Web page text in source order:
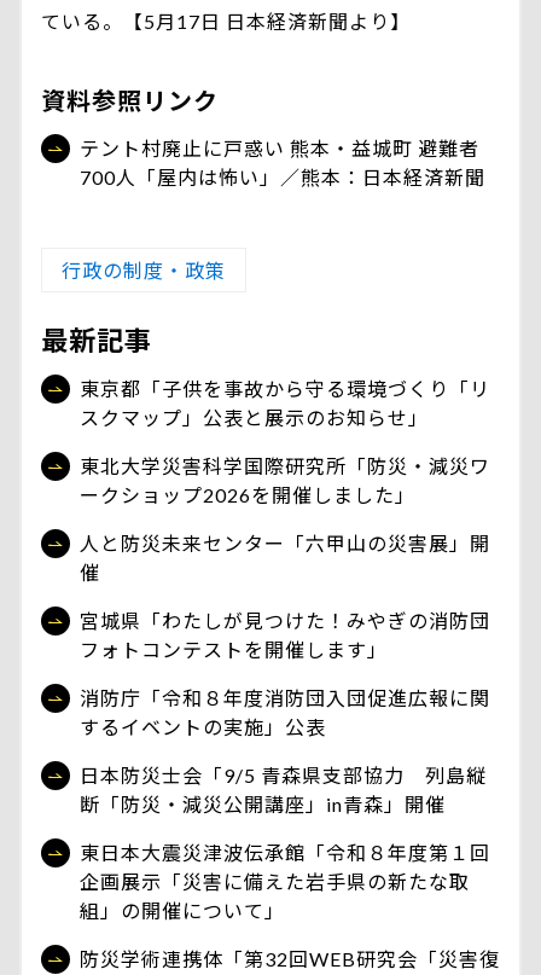
ている。【5月17日 日本経済新聞より】
資料参照リンク
テント村廃止に戸惑い 熊本・益城町 避難者
700人「屋内は怖い」／熊本：日本経済新聞
行政の制度・政策
最新記事
東京都「子供を事故から守る環境づくり「リ
スクマップ」公表と展示のお知らせ」
東北大学災害科学国際研究所「防災・減災ワ
ークショップ2026を開催しました」
人と防災未来センター「六甲山の災害展」開
催
宮城県「わたしが見つけた！みやぎの消防団
フォトコンテストを開催します」
消防庁「令和８年度消防団入団促進広報に関
するイベントの実施」公表
日本防災士会「9/5 青森県支部協力 列島縦
断「防災・減災公開講座」in青森」開催
東日本大震災津波伝承館「令和８年度第１回
企画展示「災害に備えた岩手県の新たな取
組」の開催について」
防災学術連携体「第32回WEB研究会「災害復